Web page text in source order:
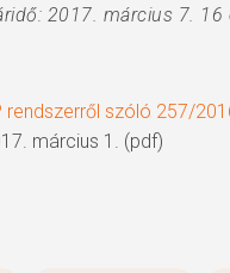
2017. március 7. 16
rendszerről szóló 257/
március 1. (pdf)